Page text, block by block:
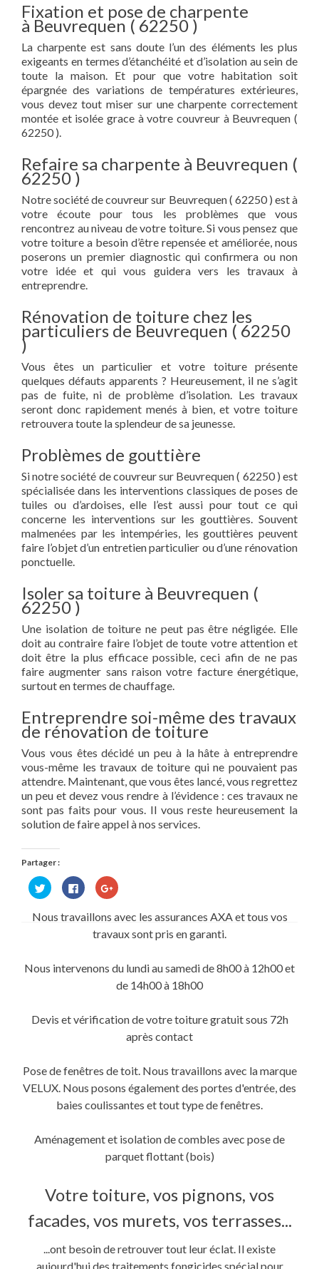
Fixation et pose de charpente
à Beuvrequen ( 62250 )
La charpente est sans doute l’un des éléments les plus
exigeants en termes d’étanchéité et d’isolation au sein de
toute la maison. Et pour que votre habitation soit
épargnée des variations de températures extérieures,
vous devez tout miser sur une charpente correctement
montée et isolée grace à votre couvreur à Beuvrequen (
62250 ).
Refaire sa charpente à Beuvrequen (
62250 )
Notre société de couvreur sur Beuvrequen ( 62250 ) est à
votre écoute pour tous les problèmes que vous
rencontrez au niveau de votre toiture. Si vous pensez que
votre toiture a besoin d’être repensée et améliorée, nous
poserons un premier diagnostic qui confirmera ou non
votre idée et qui vous guidera vers les travaux à
entreprendre.
Rénovation de toiture chez les
particuliers de Beuvrequen ( 62250
)
Vous êtes un particulier et votre toiture présente
quelques défauts apparents ? Heureusement, il ne s’agit
pas de fuite, ni de problème d’isolation. Les travaux
seront donc rapidement menés à bien, et votre toiture
retrouvera toute la splendeur de sa jeunesse.
Problèmes de gouttière
Si notre société de couvreur sur Beuvrequen ( 62250 ) est
spécialisée dans les interventions classiques de poses de
tuiles ou d’ardoises, elle l’est aussi pour tout ce qui
concerne les interventions sur les gouttières. Souvent
malmenées par les intempéries, les gouttières peuvent
faire l’objet d’un entretien particulier ou d’une rénovation
ponctuelle.
Isoler sa toiture à Beuvrequen (
62250 )
Une isolation de toiture ne peut pas être négligée. Elle
doit au contraire faire l’objet de toute votre attention et
doit être la plus efficace possible, ceci afin de ne pas
faire augmenter sans raison votre facture énergétique,
surtout en termes de chauffage.
Entreprendre soi-même des travaux
de rénovation de toiture
Vous vous êtes décidé un peu à la hâte à entreprendre
vous-même les travaux de toiture qui ne pouvaient pas
attendre. Maintenant, que vous êtes lancé, vous regrettez
un peu et devez vous rendre à l’évidence : ces travaux ne
sont pas faits pour vous. Il vous reste heureusement la
solution de faire appel à nos services.
Partager :
Cliquez
pour
partager
Twitter(ouvre
Cliquez
pour
partager
sur
Facebook(ouvre
dans
une
Cliquez
pour
Google+
dans
fenêtre)
Nous travaillons avec les assurances AXA et tous vos
travaux sont pris en garanti.
Nous intervenons du lundi au samedi de 8h00 à 12h00 et
de 14h00 à 18h00
Devis et vérification de votre toiture gratuit sous 72h
après contact
Pose de fenêtres de toit. Nous travaillons avec la marque
VELUX. Nous posons également des portes d'entrée, des
baies coulissantes et tout type de fenêtres.
Aménagement et isolation de combles avec pose de
parquet flottant (bois)
Votre toiture, vos pignons, vos
facades, vos murets, vos terrasses...
...ont besoin de retrouver tout leur éclat. Il existe
aujourd'hui des traitements fongicides spécial pour